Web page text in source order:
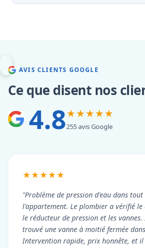
AVIS CLIENTS GOOGLE
Ce que disent nos
4.8★★★★★
255 avis Google
★★★★★
"Problème de pression d'eau dans tout
l'appartement. Le plombier a vérifié le
le réducteur de pression et les
trouvé une vanne à moitié fermée
Intervention rapide, prix honnête, et il